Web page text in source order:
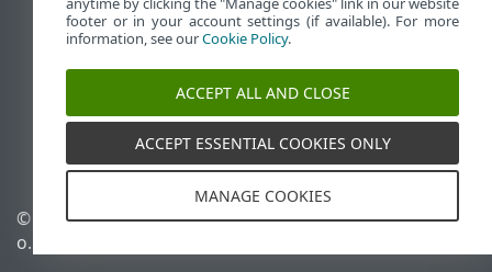
Prikaz mesta na namizju
End of Life
Zbirka znanja družbe ESET
Forum družbe ESET
ESET Status Portal
Podpora v regiji
© 1992 - 2025 ESET, spol. s r.
o. – Vse pravice pridržane.
Upravljanje piškotkov
footer or in your account settings (if available). For more
information, see ourCookie Policy.
ACCEPT ALL AND CLOSE
ACCEPT ESSENTIAL COOKIES ONLY
MANAGE COOKIES